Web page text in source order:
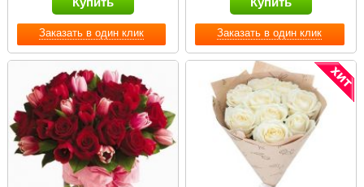
Заказать в один клик Заказать в один клик